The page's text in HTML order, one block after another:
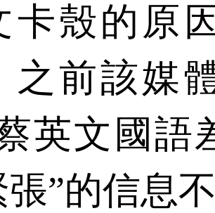
卡殼的原
之前該媒
英文國語
張”的信息